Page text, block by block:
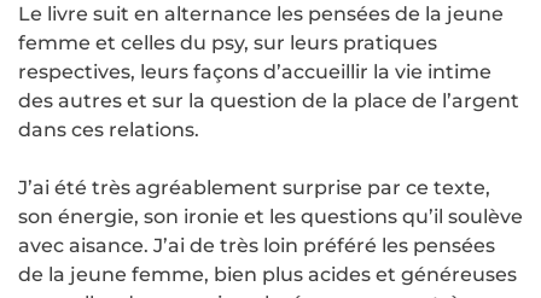
Le livre suit en alternance les pensées de la jeune
femme et celles du psy, sur leurs pratiques
respectives, leurs façons d’accueillir la vie intime
des autres et sur la question de la place de l’argent
dans ces relations.
J’ai été très agréablement surprise par ce texte,
son énergie, son ironie et les questions qu’il soulève
avec aisance. J’ai de très loin préféré les pensées
de la jeune femme, bien plus acides et généreuses